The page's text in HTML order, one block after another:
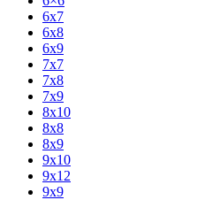
6x7
6x8
6x9
7x7
7x8
7x9
8x10
8x8
8x9
9x10
9x12
9x9